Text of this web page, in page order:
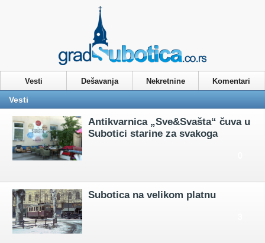
Vesti Dešavanja Nekretnine Komentari
Vesti
Antikvarnica „Sve&Svašta“ čuva u
Subotici starine za svakoga
Subotica na velikom platnu
Privacy & Cookies Policy